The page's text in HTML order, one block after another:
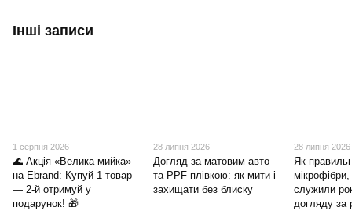
Інші записи
1 серпня 2026
🌊 Акція «Велика мийка»
на Ebrand: Купуй 1 товар
— 2-й отримуй у
подарунок! 🎁
28 липня 2026
Догляд за матовим авто
та PPF плівкою: як мити і
захищати без блиску
28 липня 2026
Як
служили
догляду за